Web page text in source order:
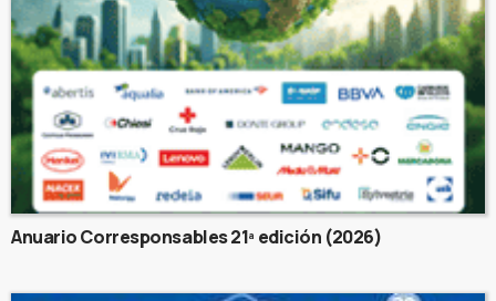
Anuario Corresponsables 21ª edición (2026)